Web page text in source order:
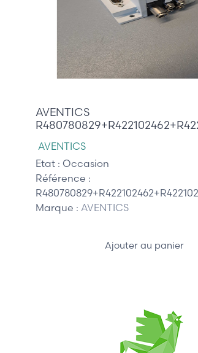
AVENTICS
AVENTICS
Etat : Occasion
Référence :
Marque : AVENTICS
Ajouter au panier